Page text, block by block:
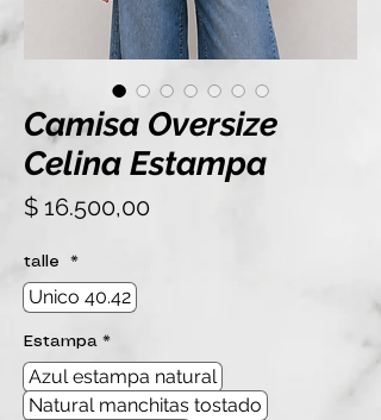
Camisa Oversize
Celina Estampa
$ 16.500,00Precio
talle *
Unico 40.42
Estampa *
Azul estampa natural
Natural manchitas tostado